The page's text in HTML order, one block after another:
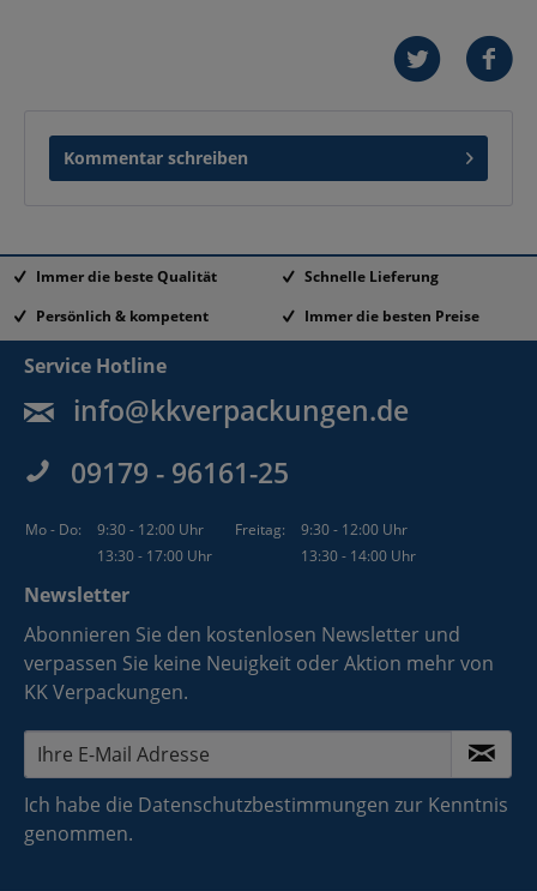
Kommentar schreiben
Immer die beste Qualität
Schnelle Lieferung
Persönlich & kompetent
Immer die besten Preise
Service Hotline
info@kkverpackungen.de
09179 - 96161-25
Mo - Do: 9:30 - 12:00 Uhr Freitag:
9:30 - 12:00 Uhr
13:30 - 17:00 Uhr
13:30 - 14:00 Uhr
Newsletter
Abonnieren Sie den kostenlosen Newsletter und
verpassen Sie keine Neuigkeit oder Aktion mehr von
KK Verpackungen.
Ich habe die Datenschutzbestimmungen zur Kenntnis
genommen.